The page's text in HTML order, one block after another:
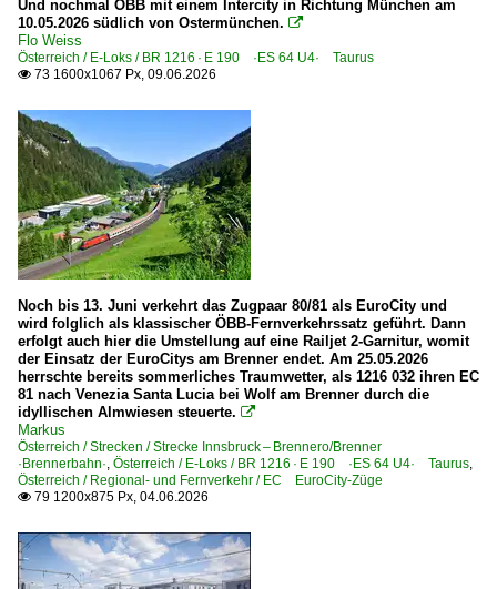
6 110 BR 110.3 E 10 'Bügelfalte'
6 113 BR 113 DB 112 · DB 114 E 10.12
Elektrotriebzüge | 93 8x | ICE - IC
ICE 3 BR 403 · 5 403
Fotoserien
Christopher P. und Kevin S.: 175 - Stunden -Tour
Grenzverkehr
Deutschland <-> Italien
Deutschland <-> Österreich
Güterverkehr
Kessel- und Silozüge
Güterverkehr (Gbf, Rbf, Ubf)
Und nochmal ÖBB mit einem Intercity in Richtung München am
10.05.2026 südlich von Ostermünchen. 
Flo Weiss
Österreich / E-Loks / BR 1216 · E 190 ·ES 64 U4· Taurus
 73 1600x1067 Px, 09.06.2026
Noch bis 13. Juni verkehrt das Zugpaar 80/81 als EuroCity und
wird folglich als klassischer ÖBB-Fernverkehrssatz geführt. Dann
erfolgt auch hier die Umstellung auf eine Railjet 2-Garnitur, womit
der Einsatz der EuroCitys am Brenner endet. Am 25.05.2026
herrschte bereits sommerliches Traumwetter, als 1216 032 ihren EC
81 nach Venezia Santa Lucia bei Wolf am Brenner durch die
idyllischen Almwiesen steuerte. 
Markus
Österreich / Strecken / Strecke Innsbruck – Brennero/Brenner
·Brennerbahn·, Österreich / E-Loks / BR 1216 · E 190 ·ES 64 U4· Taurus,
Österreich / Regional- und Fernverkehr / EC EuroCity-Züge
 79 1200x875 Px, 04.06.2026